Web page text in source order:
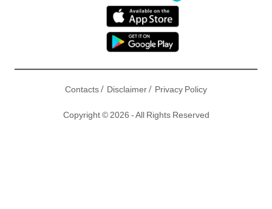
Contacts/ Disclaimer/ Privacy Policy
Copyright © 2026 - All Rights Reserved